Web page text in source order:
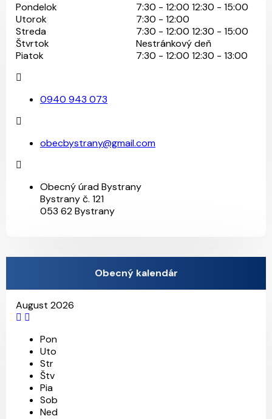
Pondelok
7:30 - 12:00 12:30 - 15:00
Utorok
7:30 - 12:00
Streda
7:30 - 12:00 12:30 - 15:00
Štvrtok
Nestránkový deň
Piatok
7:30 - 12:00 12:30 - 13:00
0940 943 073
obecbystrany@gmail.com
Obecný úrad Bystrany
Bystrany č. 121
053 62 Bystrany
Obecný kalendár
August 2026
Pon
Uto
Str
Štv
Pia
Sob
Ned